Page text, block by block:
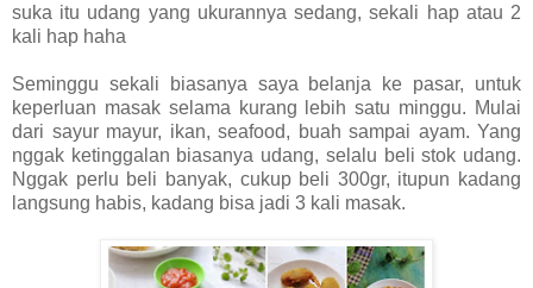
suka itu udang yang ukurannya sedang, sekali hap atau 2
kali hap haha
Seminggu sekali biasanya saya belanja ke pasar, untuk
keperluan masak selama kurang lebih satu minggu. Mulai
dari sayur mayur, ikan, seafood, buah sampai ayam. Yang
nggak ketinggalan biasanya udang, selalu beli stok udang.
Nggak perlu beli banyak, cukup beli 300gr, itupun kadang
langsung habis, kadang bisa jadi 3 kali masak.